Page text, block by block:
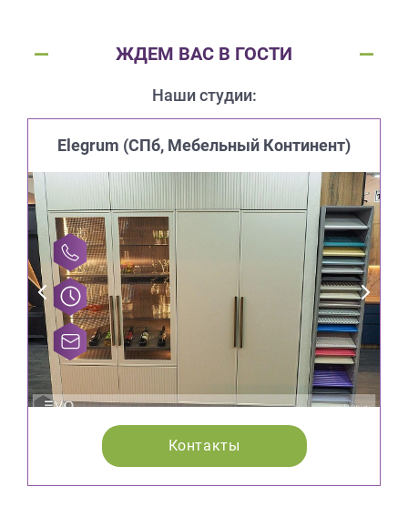
ЖДЕМ ВАС В ГОСТИ
Наши студии:
Elegrum (CПб, Мебельный Континент)
Контакты